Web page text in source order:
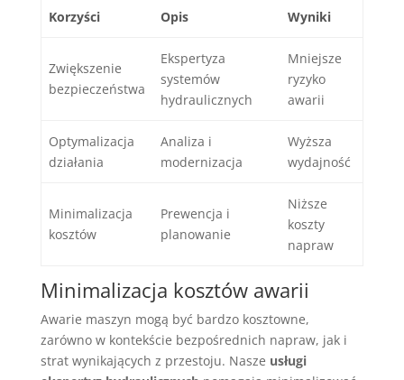
Korzyści Opis Wyniki
Zwiększenie
bezpieczeństwa
Ekspertyza
systemów
hydraulicznych
Mniejsze
ryzyko
awarii
Optymalizacja
działania
Analiza i
modernizacja
Wyższa
wydajność
Minimalizacja
kosztów
Prewencja i
planowanie
Niższe
koszty
napraw
Minimalizacja kosztów awarii
Awarie maszyn mogą być bardzo kosztowne,
zarówno w kontekście bezpośrednich napraw, jak i
strat wynikających z przestoju. Nasze usługi